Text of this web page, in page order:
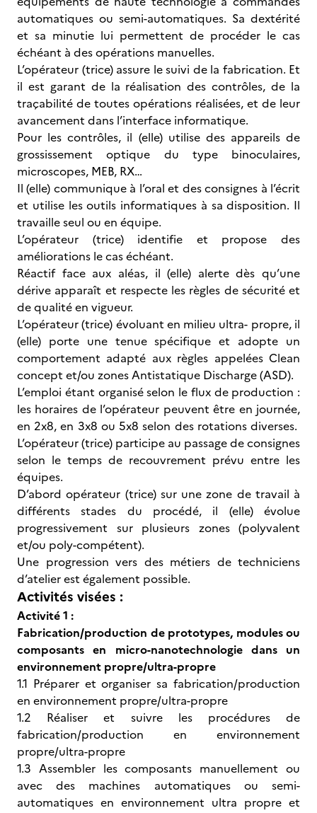
automatiques ou semi-automatiques. Sa dextérité
et sa minutie lui permettent de procéder le cas
échéant à des opérations manuelles.
L’opérateur (trice) assure le suivi de la fabrication. Et
il est garant de la réalisation des contrôles, de la
traçabilité de toutes opérations réalisées, et de leur
avancement dans l’interface informatique.
Pour les contrôles, il (elle) utilise des appareils de
grossissement optique du type binoculaires,
microscopes, MEB, RX…
Il (elle) communique à l’oral et des consignes à l’écrit
et utilise les outils informatiques à sa disposition. Il
travaille seul ou en équipe.
L’opérateur (trice) identifie et propose des
améliorations le cas échéant.
Réactif face aux aléas, il (elle) alerte dès qu’une
dérive apparaît et respecte les règles de sécurité et
de qualité en vigueur.
L’opérateur (trice) évoluant en milieu ultra- propre, il
(elle) porte une tenue spécifique et adopte un
comportement adapté aux règles appelées Clean
concept et/ou zones Antistatique Discharge (ASD).
L’emploi étant organisé selon le flux de production :
les horaires de l’opérateur peuvent être en journée,
en 2x8, en 3x8 ou 5x8 selon des rotations diverses.
L’opérateur (trice) participe au passage de consignes
selon le temps de recouvrement prévu entre les
équipes.
D’abord opérateur (trice) sur une zone de travail à
différents stades du procédé, il (elle) évolue
progressivement sur plusieurs zones (polyvalent
et/ou poly-compétent).
Une progression vers des métiers de techniciens
d’atelier est également possible.
Activités visées :
Activité 1 :
Fabrication/production de prototypes, modules ou
composants en micro-nanotechnologie dans un
environnement propre/ultra-propre
1.1 Préparer et organiser sa fabrication/production
en environnement propre/ultra-propre
1.2 Réaliser et suivre les procédures de
fabrication/production en environnement
propre/ultra-propre
1.3 Assembler les composants manuellement ou
avec des machines automatiques ou semi-
automatiques en environnement ultra propre et